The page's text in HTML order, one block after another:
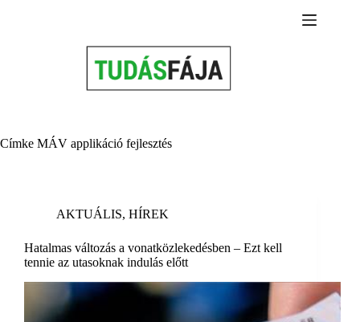
Címke MÁV applikáció fejlesztés
AKTUÁLIS, HÍREK
Hatalmas változás a vonatközlekedésben – Ezt kell
tennie az utasoknak indulás előtt